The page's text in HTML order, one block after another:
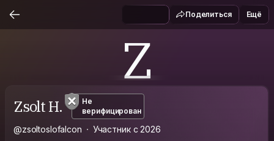
Поделиться Ещё
Z
Zsolt H.
Не
верифицирован
@zsoltoslofalcon Участник с 2026